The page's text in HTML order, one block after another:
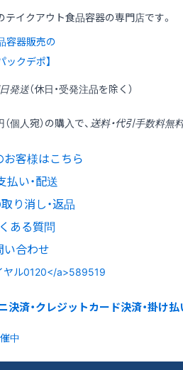
イクアウト食品容器の専門店です。
容器販売の
ックデポ】
発送（休日・受発注品を除く）
（個人宛）の購入で、 送料・代引手数料無
客様はこちら
払い・配送
り消し・返品
ある質問
い合わせ
中